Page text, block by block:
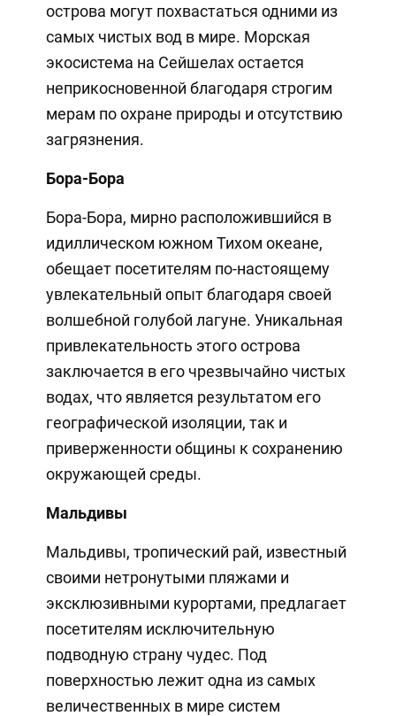
острова могут похвастаться одними из
самых чистых вод в мире. Морская
экосистема на Сейшелах остается
неприкосновенной благодаря строгим
мерам по охране природы и отсутствию
загрязнения.
Бора-Бора
Бора-Бора, мирно расположившийся в
идиллическом южном Тихом океане,
обещает посетителям по-настоящему
увлекательный опыт благодаря своей
волшебной голубой лагуне. Уникальная
привлекательность этого острова
заключается в его чрезвычайно чистых
водах, что является результатом его
географической изоляции, так и
приверженности общины к сохранению
окружающей среды.
Мальдивы
Мальдивы, тропический рай, известный
своими нетронутыми пляжами и
эксклюзивными курортами, предлагает
посетителям исключительную
подводную страну чудес. Под
поверхностью лежит одна из самых
величественных в мире систем